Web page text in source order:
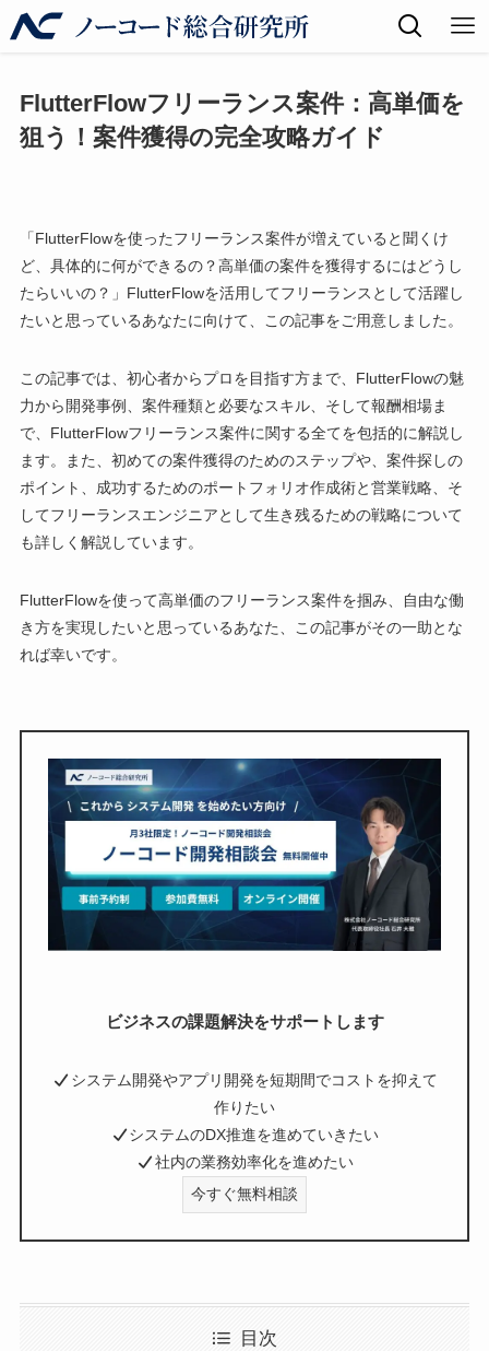
FlutterFlowフリーランス案件：高単価を
狙う！案件獲得の完全攻略ガイド
「FlutterFlowを使ったフリーランス案件が増えていると聞くけ
ど、具体的に何ができるの？高単価の案件を獲得するにはどうし
たらいいの？」FlutterFlowを活用してフリーランスとして活躍し
たいと思っているあなたに向けて、この記事をご用意しました。
この記事では、初心者からプロを目指す方まで、FlutterFlowの魅
力から開発事例、案件種類と必要なスキル、そして報酬相場ま
で、FlutterFlowフリーランス案件に関する全てを包括的に解説し
ます。また、初めての案件獲得のためのステップや、案件探しの
ポイント、成功するためのポートフォリオ作成術と営業戦略、そ
してフリーランスエンジニアとして生き残るための戦略について
も詳しく解説しています。
FlutterFlowを使って高単価のフリーランス案件を掴み、自由な働
き方を実現したいと思っているあなた、この記事がその一助とな
れば幸いです。
ビジネスの課題解決をサポートします
システム開発やアプリ開発を短期間でコストを抑えて
作りたい
システムのDX推進を進めていきたい
社内の業務効率化を進めたい
今すぐ無料相談
目次